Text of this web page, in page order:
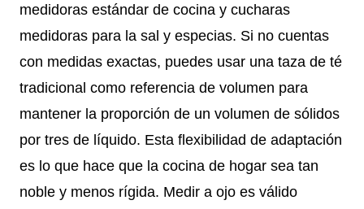
medidoras estándar de cocina y cucharas
medidoras para la sal y especias. Si no cuentas
con medidas exactas, puedes usar una taza de té
tradicional como referencia de volumen para
mantener la proporción de un volumen de sólidos
por tres de líquido. Esta flexibilidad de adaptación
es lo que hace que la cocina de hogar sea tan
noble y menos rígida. Medir a ojo es válido